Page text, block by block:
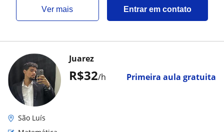
ver mais Entrar em contato
R$32/h Primeira aula gratuita
Juarez
São Luís